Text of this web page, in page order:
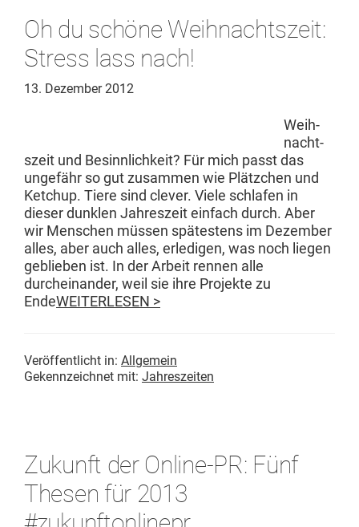
Oh du schöne Weihnachtszeit:
Stress lass nach!
13. Dezember 2012
Wei­h­
nacht­
szeit und Besinnlichkeit? Für mich passt das
unge­fähr so gut zusam­men wie Plätzchen und
Ketchup. Tiere sind clever. Viele schlafen in
dieser dun­klen Jahreszeit ein­fach durch. Aber
wir Men­schen müssen spätestens im Dezem­ber
alles, aber auch alles, erledi­gen, was noch liegen
geblieben ist. In der Arbeit ren­nen alle
durcheinan­der, weil sie ihre Pro­jek­te zu
EndeWEITERLESEN >
Veröffentlicht in: Allgemein
Gekennzeichnet mit: Jahreszeiten
Zukunft der Online-PR: Fünf
Thesen für 2013